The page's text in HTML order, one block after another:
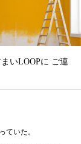
いLOOPに ご連
ていた。